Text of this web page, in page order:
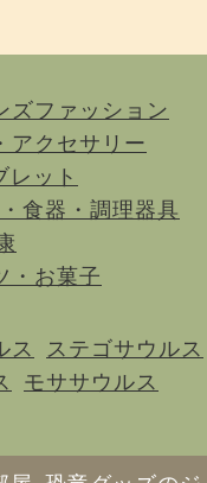
ズファッション
アクセサリー
レット
食器・調理器具
・お菓子
ス
ステゴサウルス
モササウルス